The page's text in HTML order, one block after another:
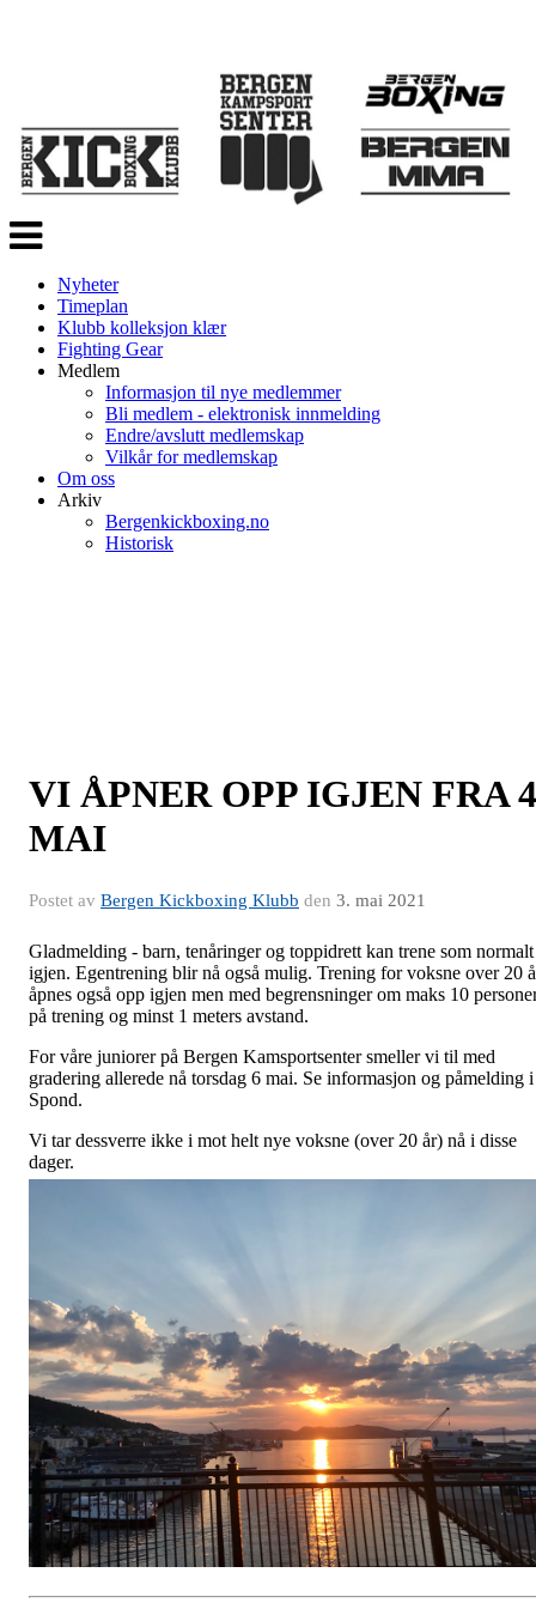
Veksle
navigasjon
Nyheter
Timeplan
Klubb kolleksjon klær
Fighting Gear
Medlem
Informasjon til nye medlemmer
Bli medlem - elektronisk innmelding
Endre/avslutt medlemskap
Vilkår for medlemskap
Om oss
Arkiv
Bergenkickboxing.no
Historisk
VI ÅPNER OPP IGJEN FRA 4
MAI
Postet av Bergen Kickboxing Klubb den 3. mai 2021
Gladmelding - barn, tenåringer og toppidrett kan trene som normalt
igjen. Egentrening blir nå også mulig. Trening for voksne over 20
åpnes også opp igjen men med begrensninger om maks 10
på trening og minst 1 meters avstand.
For våre juniorer på Bergen Kamsportsenter smeller vi til med
gradering allerede nå torsdag 6 mai. Se informasjon og påmelding i
Spond.
Vi tar dessverre ikke i mot helt nye voksne (over 20 år) nå i disse
dager.